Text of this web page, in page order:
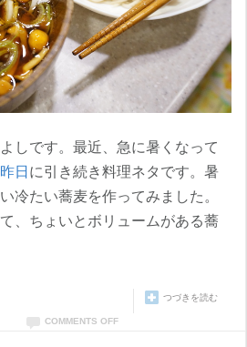
しです。最近、急に暑くなって
昨日 に引き続き料理ネタです。暑
冷たい蕎麦を作ってみました。
、ちょいとボリュームがある蕎
つづきを読む
COMMENTS OFF